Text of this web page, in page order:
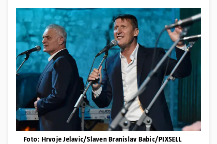
Foto: Hrvoje Jelavic/Slaven Branislav Babic/PIXSELL